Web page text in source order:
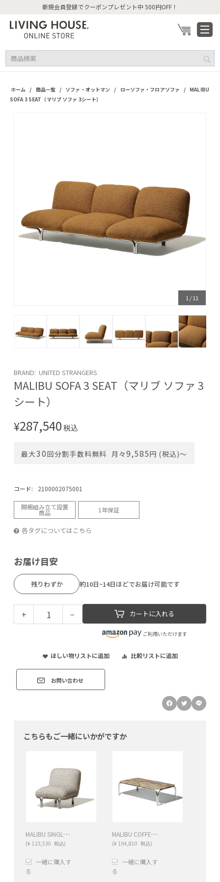
新規会員登録でクーポンプレゼント中 500円OFF！
ホーム / 商品一覧 / ソファ・オットマン / ローソファ・フロアソファ / MALIBU
SOFA 3 SEAT（マリブ ソファ 3シート）
1 /11
BRAND: UNITED STRANGERS
MALIBU SOFA 3 SEAT（マリブ ソファ 3
シート）
¥287,540税込
最大30回分割手数料無料 月々9,585円 (税込)〜
コード: 2100002075001
開梱組み立て設置
商品 1年保証
各タグについてはこちら
お届け目安
残りわずか 約10日~14日ほどでお届け可能です
+ − カートに入れる
ご利用いただけます
ほしい物リストに追加 比較リストに追加
お問い合わせ
こちらもご一緒にいかがですか
MALIBU SINGLE SEAT（マリブ シングルシート 43㎝）
(¥ 123,530 税込)
一緒に購入す
る
MALIBU COFFEE TABLE（マリブ コーヒーテーブル）
(¥ 194,810 税込)
一緒に購入す
る